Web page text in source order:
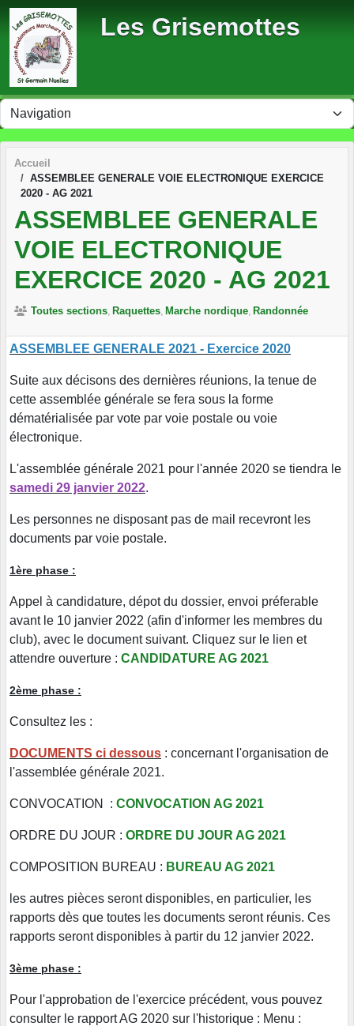
Les Grisemottes
Accueil
ASSEMBLEE GENERALE VOIE ELECTRONIQUE EXERCICE
2020 - AG 2021
ASSEMBLEE GENERALE
VOIE ELECTRONIQUE
EXERCICE 2020 - AG 2021
Toutes sections Raquettes Marche nordique Randonnée
ASSEMBLEE GENERALE 2021 - Exercice 2020
Suite aux décisons des dernières réunions, la tenue de
cette assemblée générale se fera sous la forme
dématérialisée par vote par voie postale ou voie
électronique.
L'assemblée générale 2021 pour l'année 2020 se tiendra le
samedi 29 janvier 2022.
Les personnes ne disposant pas de mail recevront les
documents par voie postale.
1ère phase :
Appel à candidature, dépot du dossier, envoi préferable
avant le 10 janvier 2022 (afin d'informer les membres du
club), avec le document suivant. Cliquez sur le lien et
attendre ouverture : CANDIDATURE AG 2021
2ème phase :
Consultez les :
DOCUMENTS ci dessous : concernant l'organisation de
l'assemblée générale 2021.
CONVOCATION : CONVOCATION AG 2021
ORDRE DU JOUR : ORDRE DU JOUR AG 2021
COMPOSITION BUREAU : BUREAU AG 2021
les autres pièces seront disponibles, en particulier, les
rapports dès que toutes les documents seront réunis. Ces
rapports seront disponibles à partir du 12 janvier 2022.
3ème phase :
Pour l'approbation de l'exercice précédent, vous pouvez
consulter le rapport AG 2020 sur l'historique : Menu :
Panneau de gestion des cookies